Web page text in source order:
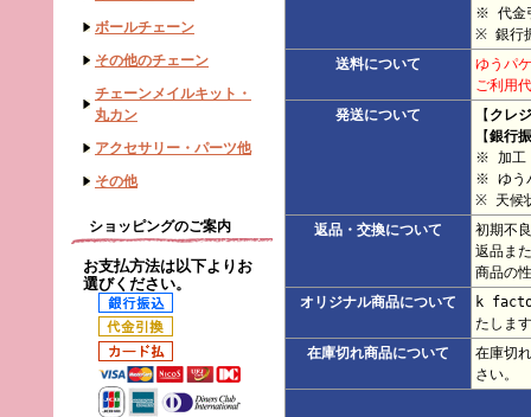
ボールチェーン
その他のチェーン
チェーンメイルキット・
丸カン
アクセサリー・パーツ他
その他
ショッピングのご案内
お支払方法は以下よりお
選びください。
※ 代金
※ 銀行
送料について
ゆうパ
ご利用
発送について
【 クレ
【銀行
※ 加工
※ ゆう
※ 天候
返品・交換について
初期不
返品ま
商品の
オリジナル商品について
k
たしま
在庫切れ商品について
在庫切
さい。